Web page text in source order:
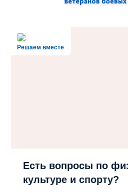
Решаем вместе
Есть вопросы по
культуре и спорту?